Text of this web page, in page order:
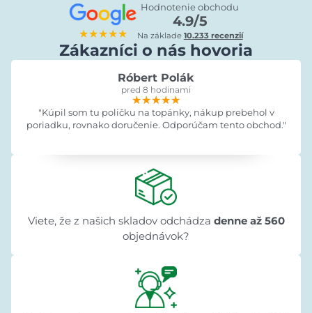
★★★★★
Hodnotenie obchodu
4.9/5
Na základe 10.233 recenzií
Zákazníci o nás hovoria
Róbert Polák
pred 8 hodinami
★★★★★
★★★★★
★★★★★
"Kúpil som tu poličku na topánky, nákup prebehol v
poriadku, rovnako doručenie. Odporúčam tento obchod."
Viete, že z našich skladov odchádza denne až 560
objednávok?